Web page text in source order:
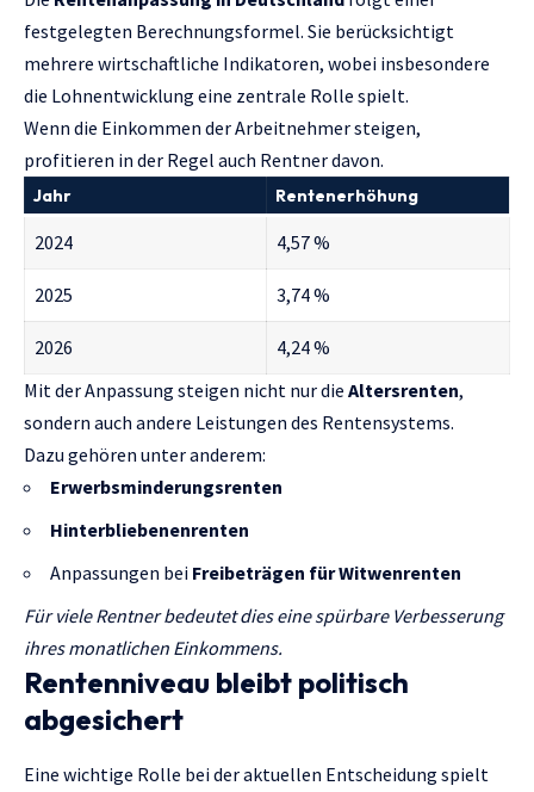
festgelegten Berechnungsformel. Sie berücksichtigt
mehrere wirtschaftliche Indikatoren, wobei insbesondere
die Lohnentwicklung eine zentrale Rolle spielt.
Wenn die Einkommen der Arbeitnehmer steigen,
profitieren in der Regel auch Rentner davon.
Jahr Rentenerhöhung
2024 4,57 %
2025 3,74 %
2026
4,24 %
Mit der Anpassung steigen nicht nur die Altersrenten,
sondern auch andere Leistungen des Rentensystems.
Dazu gehören unter anderem:
Erwerbsminderungsrenten
Hinterbliebenenrenten
Anpassungen bei Freibeträgen für Witwenrenten
Für viele Rentner bedeutet dies eine spürbare Verbesserung
ihres monatlichen Einkommens.
Rentenniveau bleibt politisch
abgesichert
Eine wichtige Rolle bei der aktuellen Entscheidung spielt